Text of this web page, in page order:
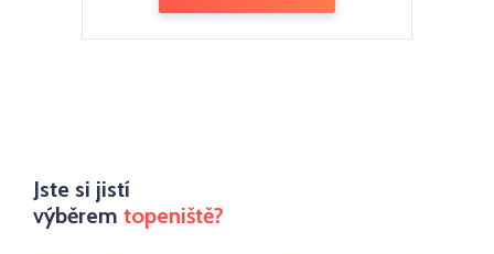
Jste si jistí
výběrem topeniště?